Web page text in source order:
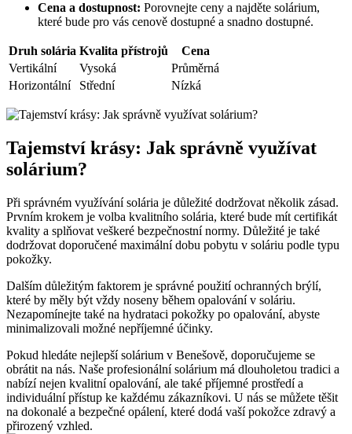
Cena a dostupnost: Porovnejte⁣ ceny a‍ najděte solárium,⁤
které bude pro vás cenově dostupné⁣ a snadno dostupné.
Druh solária Kvalita přístrojů
Cena
Vertikální
Vysoká
Průměrná
Horizontální
Střední Nízká
Tajemství ⁣krásy: Jak správně využívat
solárium?
Při​ správném využívání solária je důležité dodržovat několik zásad.⁢
Prvním krokem je volba kvalitního solária, které bude mít certifikát
kvality‌ a splňovat veškeré bezpečnostní normy. ⁤Důležité je také
dodržovat doporučené maximální dobu ⁢pobytu ⁣v soláriu podle typu
‌pokožky.
Dalším důležitým faktorem je ⁣správné použití⁤ ochranných brýlí,
které by měly být vždy noseny během opalování v soláriu.
Nezapomínejte také na hydrataci pokožky po opalování, abyste
minimalizovali možné nepříjemné účinky.
Pokud hledáte nejlepší solárium v⁤ Benešově, doporučujeme ‍se
‍obrátit ⁢na⁤ nás. Naše‌ profesionální ‌solárium má⁢ dlouholetou⁤ tradici a⁢
nabízí⁣ nejen kvalitní opalování, ale také příjemné prostředí ⁢a
individuální přístup ‌ke každému zákazníkovi. U nás se můžete ‍těšit
na dokonalé ⁤a bezpečné⁣ opálení, ⁢které⁢ dodá vaší pokožce ‍zdravý a⁤
přirozený ⁢vzhled.